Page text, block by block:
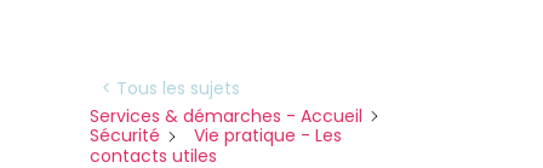
< Tous les sujets
Services & démarches - Accueil
Sécurité
Vie pratique - Les
contacts utiles